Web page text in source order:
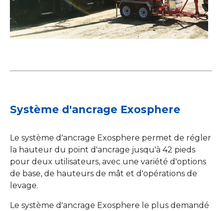
Système d'ancrage Exosphere
Le système d'ancrage Exosphere permet de régler
la hauteur du point d'ancrage jusqu'à 42 pieds
pour deux utilisateurs, avec une variété d'options
de base, de hauteurs de mât et d'opérations de
levage.
Le système d'ancrage Exosphere le plus demandé